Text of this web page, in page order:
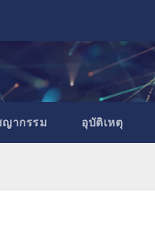
ญากรรม อุบัติเหตุ